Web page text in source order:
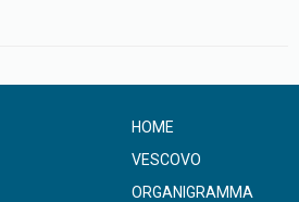
HOME
VESCOVO
ORGANIGRAMMA